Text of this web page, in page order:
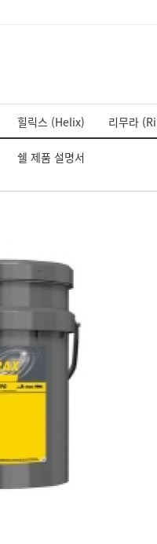
힐릭스 (Helix) 리무라
쉘 제품 설명서